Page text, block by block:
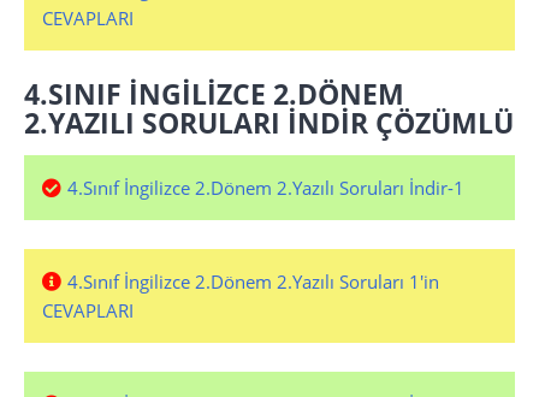
CEVAPLARI
4.SINIF İNGİLİZCE 2.DÖNEM
2.YAZILI SORULARI İNDİR ÇÖZÜMLÜ
4.Sınıf İngilizce 2.Dönem 2.Yazılı Soruları İndir-1
4.Sınıf İngilizce 2.Dönem 2.Yazılı Soruları 1'in
CEVAPLARI